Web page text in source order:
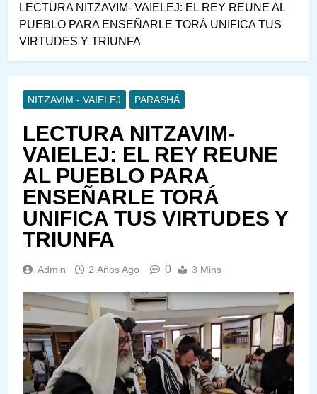
LECTURA NITZAVIM- VAIELEJ: EL REY REUNE AL
PUEBLO PARA ENSEÑARLE TORÁ UNIFICA TUS
VIRTUDES Y TRIUNFA
NITZAVIM - VAIELEJ PARASHÁ
LECTURA NITZAVIM-
VAIELEJ: EL REY REUNE
AL PUEBLO PARA
ENSEÑARLE TORÁ
UNIFICA TUS VIRTUDES Y
TRIUNFA
Admin 2 Años Ago 0 3 Mins